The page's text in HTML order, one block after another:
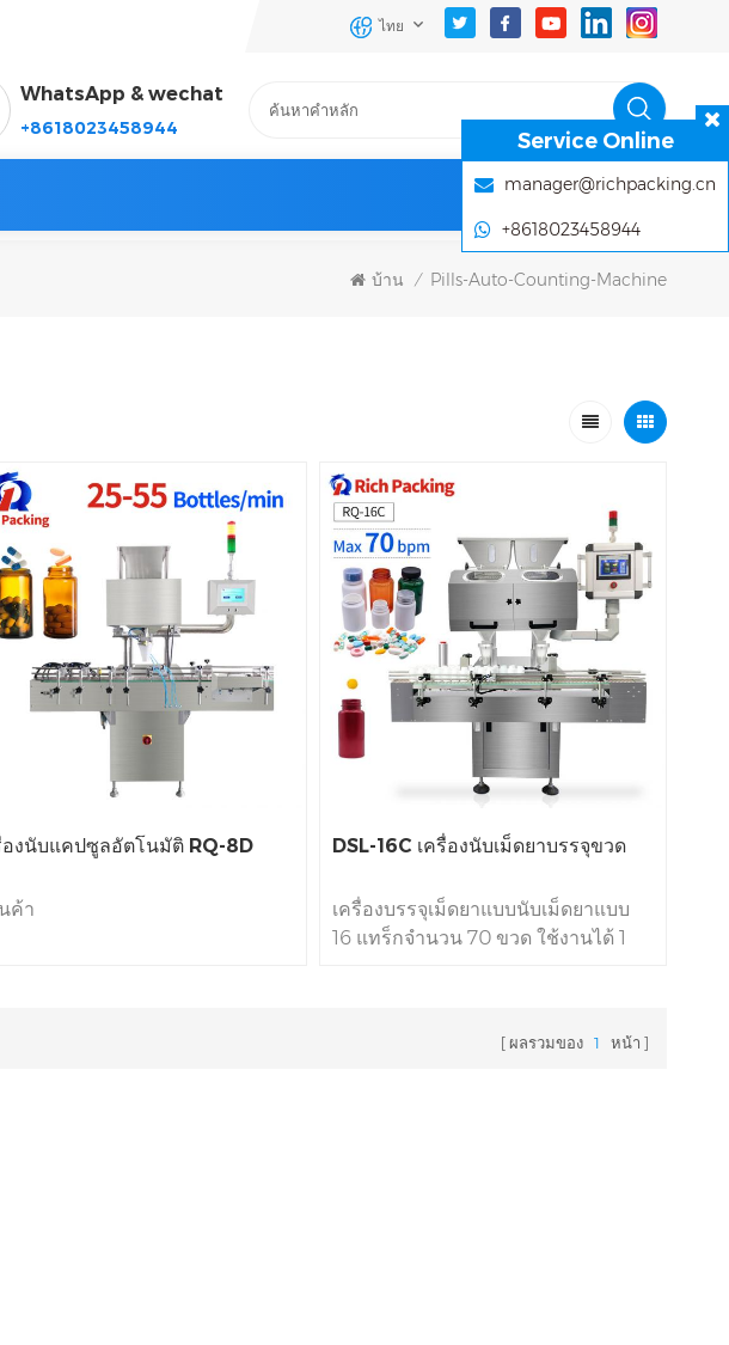
ไทย
WhatsApp & wechat
+8618023458944
บ้าน / Pills-Auto-Counting-Machine
องนับแคปซูลอัตโนมัติ RQ-8D
ค้า
DSL-16C เครื่องนับเม็ดยาบรรจุขวด
เครื่องบรรจุเม็ดยาแบบนับเม็ดยาแบบ
16 แทร็กจำนวน 70 ขวด ใช้งานได้ 1
แม่นยำ เครื่องจักรที่มีความซับซ้อนนี้
ผลรวมของ 1 หน้า
Service Online
manager@richpacking.cn
+8618023458944